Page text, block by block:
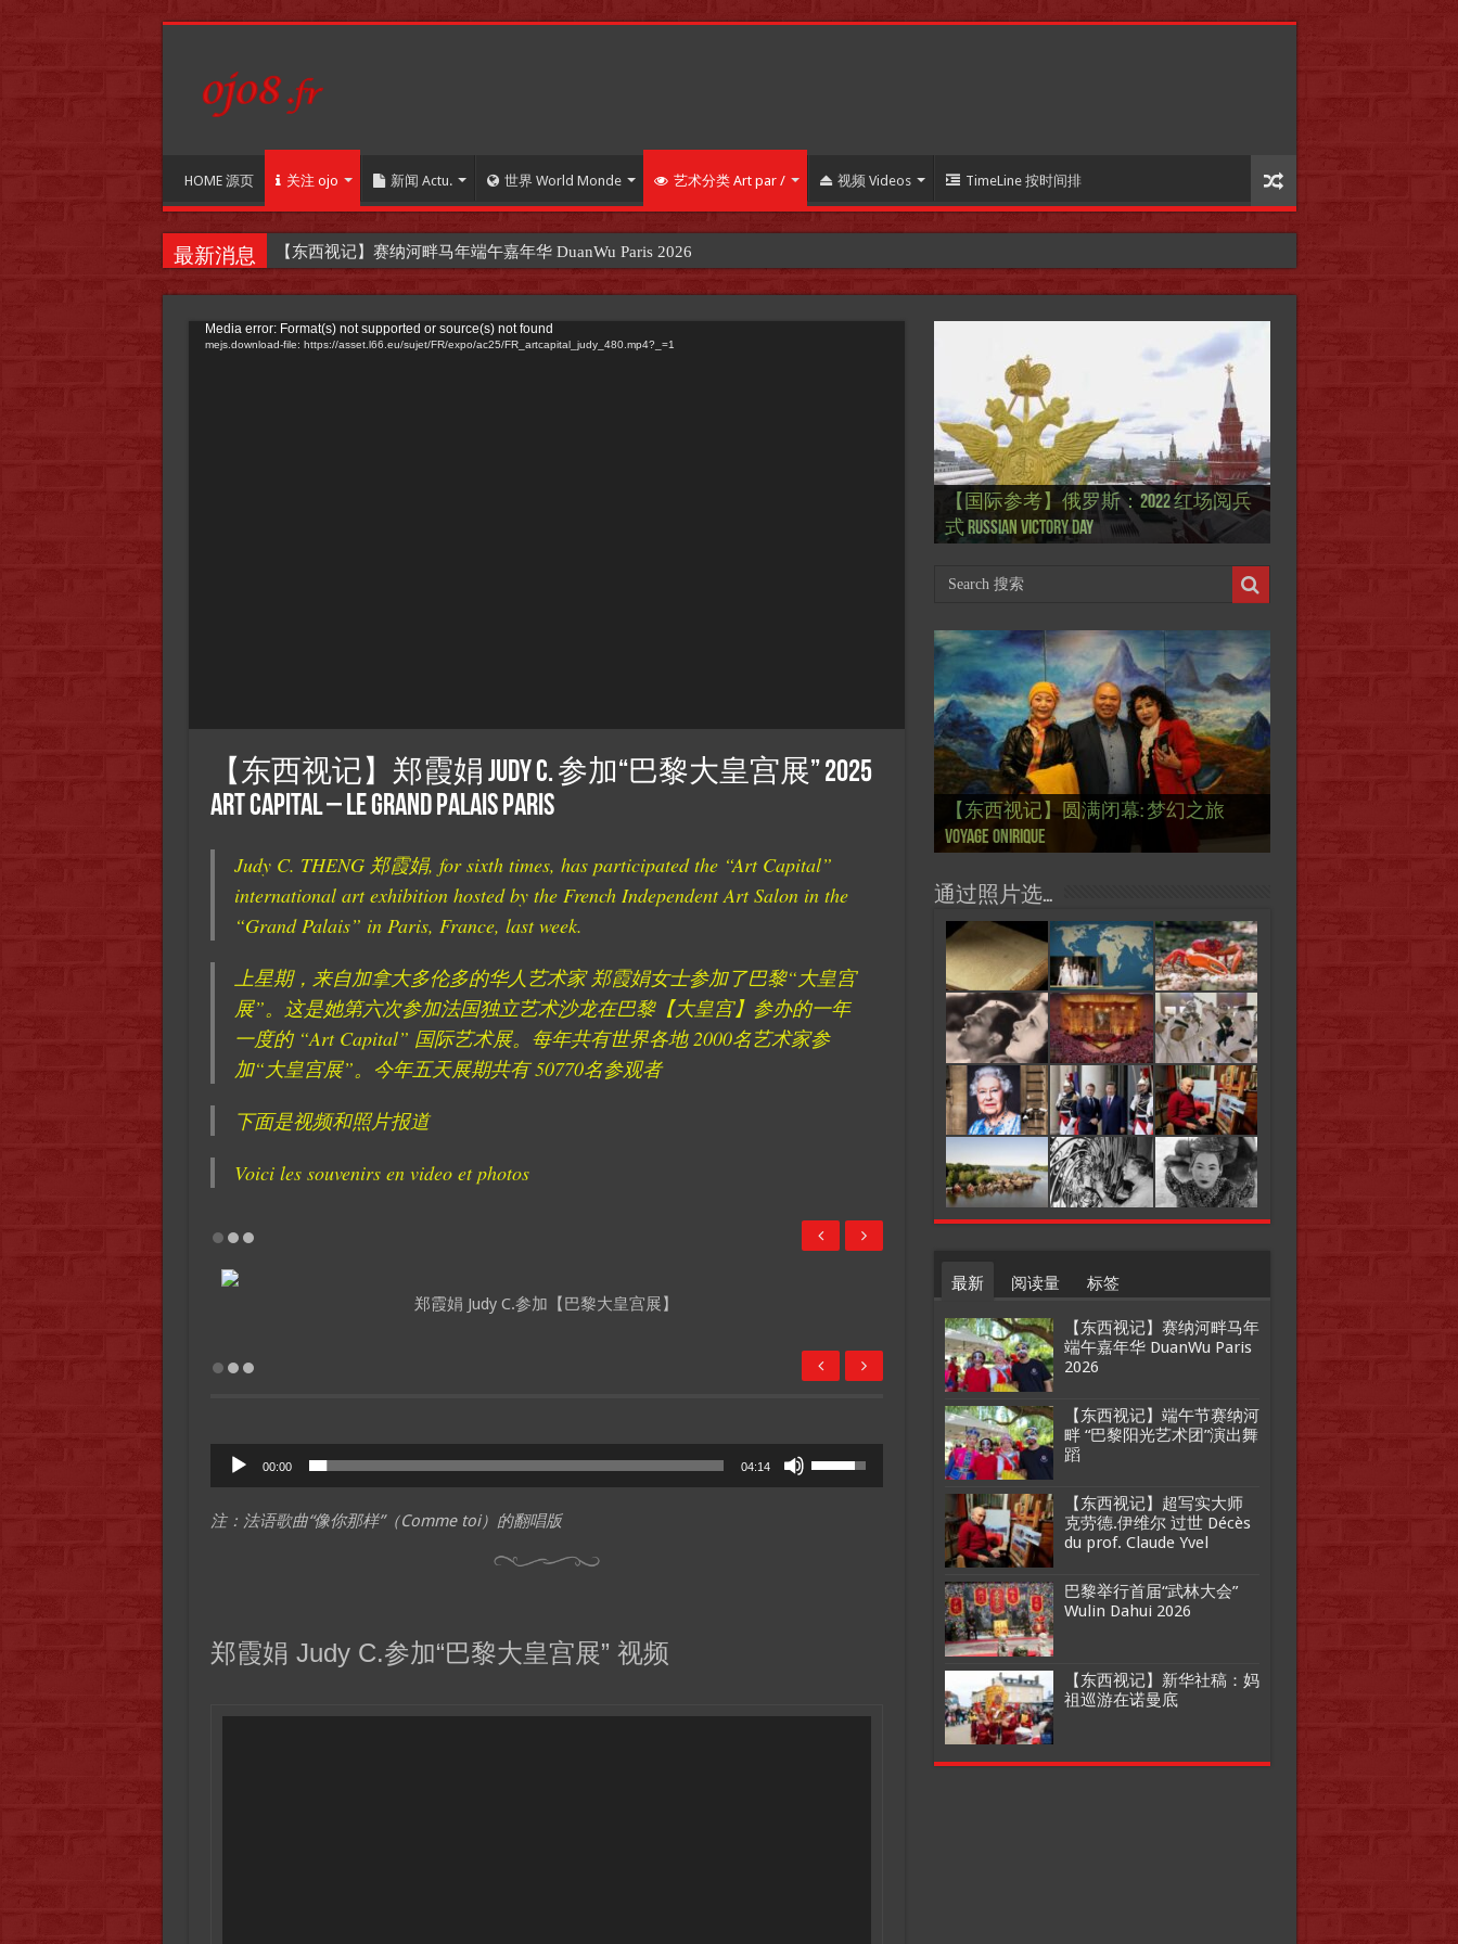
HOME 源页 关注 ojo 新闻 Actu. 世界 World Monde 艺术分类 Art par / 视频 Videos TimeLine 按时间排
最新消息 【东西视记】赛纳河畔马年端午嘉年华 DuanWu Paris 2026
Video
Player
Media error: Format(s) not supported or source(s) not found
mejs.download-file: https://asset.l66.eu/sujet/FR/expo/ac25/FR_artcapital_judy_480.mp4?_=1
【东西视记】郑霞娟 Judy C. 参加“巴黎大皇宫展” 2025
Art Capital – Le Grand Palais Paris
Judy C. THENG 郑霞娟, for sixth times, has participated the “Art Capital”
international art exhibition hosted by the French Independent Art Salon in the
“Grand Palais” in Paris, France, last week.
上星期，来自加拿大多伦多的华人艺术家 郑霞娟女士参加了巴黎“大皇宫
展”。这是她第六次参加法国独立艺术沙龙在巴黎【大皇宫】参办的一年
一度的 “Art Capital” 国际艺术展。每年共有世界各地 2000名艺术家参
加“大皇宫展”。今年五天展期共有 50770名参观者
下面是视频和照片报道
Voici les souvenirs en video et photos
郑霞娟 Judy C.参加【巴黎大皇宫展】
Audio
Player
00:00 04:14
注：法语歌曲“像你那样”（Comme toi）的翻唱版
郑霞娟 Judy C.参加“巴黎大皇宫展” 视频
【国际参考】俄罗斯：2022 红场阅兵
式 Russian Victory Day
【国际参考】”戏剧性“服装设计师
Thierry Mugler 蒂埃里.穆勒 去世, 享年 73
岁
【国际参考】海湖庄园: Xi & Trump 内幕
Mar-a-Lago leak
【东西视记】1937年的毕加索, 海明威,
肯尼迪 1937 – La fin de l’innocence (2/2)
【东西视记】1937年的毕加索, 海明威,
肯尼迪 1937 – La fin de l’innocence (1/2)
【东西视记】1961年4月12日 尤里·加加
林 成为第一“太空人”
【东西视记】圆满闭幕: 梦幻之旅
Voyage onirique
【东西视记】开幕：唐恽鉎 Michel
Tong, 梦幻之旅 Voyage onirique
【东西视记】展讯：唐恽鉎 Michel
Tong, 梦幻之旅 Voyage onirique
【跨年晚会】祝各位 佳年快乐 Bonne
année 2023, Le feu d’artifice de Paris
【一画一故事】唐恽鉎 Michel Tong One
Painting One Story
【一画一故事】林象元 Lin XiangYuan One
Painting One Story
【国际参考】芭蕾舞: 天鹅湖 乌克兰
大剧院版 Le lac des cygnes – Opéra national
d’Ukraine
【国际参考】巴黎政府举行“新年晚
会” Soirée musicale à la mairie du 13e le 8
Février
【国际参考】巴黎“艺术之都”展将于2
月12日揭幕 Art Capital s’ouvre le 12 Février
【东西视记】法国电影: “中国人占领
巴黎”，一种法国幽默与“预言” Les
chinois à Paris de J.Yanne
【东西视记】时装秀：巴黎时装界
的“顽童”与“不屈者” John Galliano le
surdoué de la mode
【东西视记】法国“复兴会”式【艺术
桥展】 Expo. que “RENAISSANCE” aurait pu
organiser
通过照片选…
最新 阅读量 标签
【东西视记】赛纳河畔马年
端午嘉年华 DuanWu Paris
2026
【东西视记】端午节赛纳河
畔 “巴黎阳光艺术团”演出舞
蹈
【东西视记】超写实大师
克劳德.伊维尔 过世 Décès
du prof. Claude Yvel
巴黎举行首届“武林大会”
Wulin Dahui 2026
【东西视记】新华社稿：妈
祖巡游在诺曼底